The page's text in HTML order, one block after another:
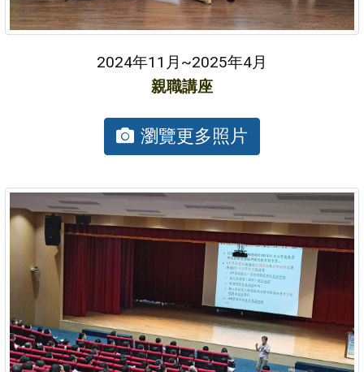
2024年11月~2025年4月
親職講座
瀏覽更多照片